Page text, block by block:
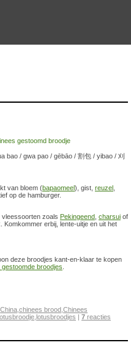
bao / gwa pao / gēbāo / 割包 / yibao / 刈
van bloem (bapaomeel), gist, reuzel
op de hamburger.
vleessoorten zoals Pekingeend charsui of
erbij, lente-uitje en uit het
deze broodjes kant-en-klaar te kopen
broodjes
China chinees brood Chinees
lotusbroodjes | 7 reacties